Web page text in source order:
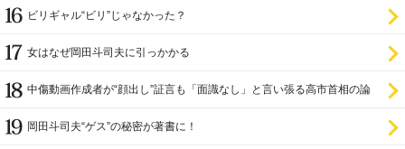
ビリギャル“ビリ”じゃなかった？
女はなぜ岡田斗司夫に引っかかる
中傷動画作成者が“顔出し”証言も「面識なし」と言い張る高市首相の論
岡田斗司夫“ゲス”の秘密が著書に！